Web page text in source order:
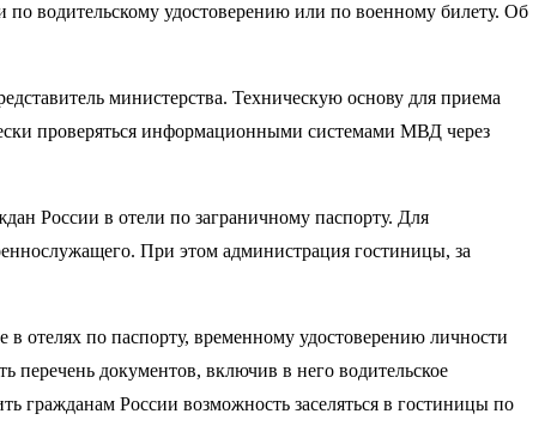
по водительскому удостоверению или по военному билету. Об
министерства. Техническую основу для приема
проверяться информационными системами МВД через
России в отели по заграничному паспорту. Для
При этом администрация гостиницы, за
отелях по паспорту, временному удостоверению личности
документов, включив в него водительское
гражданам России возможность заселяться в гостиницы по